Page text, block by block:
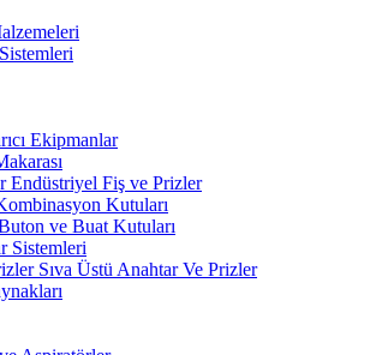
Ekipmanlar
Endüstriyel Fiş ve Prizler
Kutuları
ve Buat Kutuları
Sistemleri
Sıva Üstü Anahtar Ve Prizler